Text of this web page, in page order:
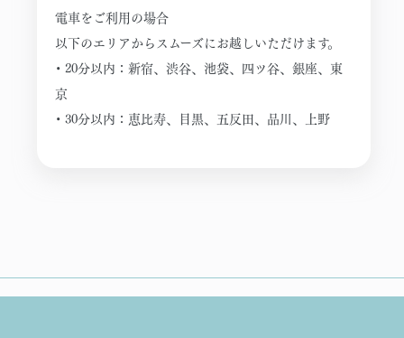
電車をご利用の場合
以下のエリアからスムーズにお越しいただけます。
• 20分以内：新宿、渋谷、池袋、四ツ谷、銀座、東
京
• 30分以内：恵比寿、目黒、五反田、品川、上野